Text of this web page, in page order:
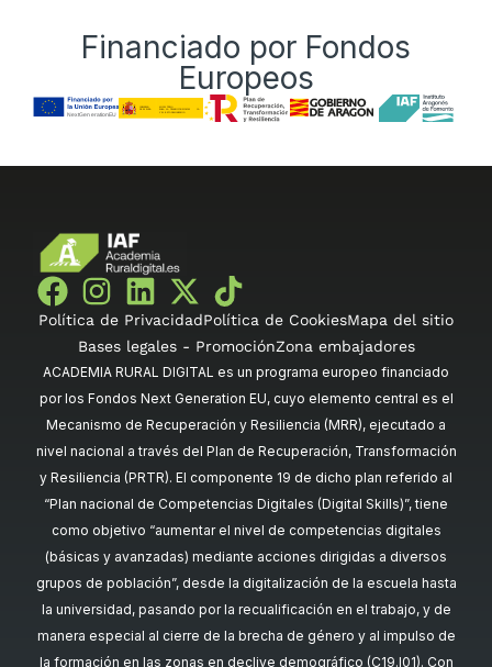
Financiado por Fondos
Europeos
Política de PrivacidadPolítica de CookiesMapa del sitio
Bases legales - PromociónZona embajadores
ACADEMIA RURAL DIGITAL es un programa europeo financiado
por los Fondos Next Generation EU, cuyo elemento central es el
Mecanismo de Recuperación y Resiliencia (MRR), ejecutado a
nivel nacional a través del Plan de Recuperación, Transformación
y Resiliencia (PRTR). El componente 19 de dicho plan referido al
“Plan nacional de Competencias Digitales (Digital Skills)”, tiene
como objetivo “aumentar el nivel de competencias digitales
(básicas y avanzadas) mediante acciones dirigidas a diversos
grupos de población”, desde la digitalización de la escuela hasta
la universidad, pasando por la recualificación en el trabajo, y de
manera especial al cierre de la brecha de género y al impulso de
la formación en las zonas en declive demográfico (C19.I01). Con